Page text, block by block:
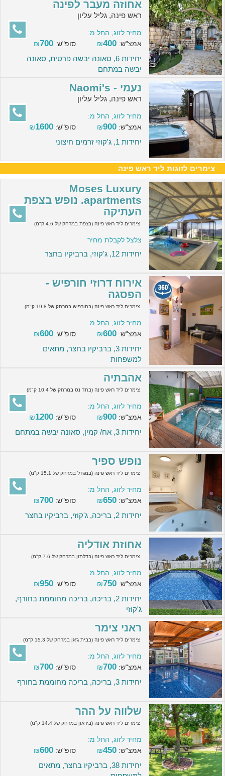
אחוזה מעבר לפינה
ראש פינה, גליל עליון
מחיר לזוג, החל מ:
אמצ"ש:
₪400 סופ"ש: ₪700
יחידות 6, סאונה יבשה פרטית, סאונה
יבשה במתחם
נעמי - Naomi's
ראש פינה, גליל עליון
מחיר לזוג, החל מ:
אמצ"ש:
₪900 סופ"ש: ₪1600
יחידות 1, ג'קוזי זרמים חיצוני
צימרים לזוגות ליד ראש פינה
Moses Luxury
apartments. נופש בצפת
העתיקה
צימרים ליד ראש פינה (בצפת במרחק של 4.6 ק"מ)
צלצל לקבלת מחיר
יחידות 12, ג'קוזי, ברביקיו בחצר
אירוח דרוזי חורפיש -
הפסגה
צימרים ליד ראש פינה (בחורפיש במרחק של 19.8 ק"מ)
מחיר לזוג, החל מ:
אמצ"ש:
₪600 סופ"ש: ₪600
יחידות 3, ברביקיו בחצר, מתאים
למשפחות
אהבתיה
צימרים ליד ראש פינה (בחד נס במרחק של 10.4 ק"מ)
מחיר לזוג, החל מ:
אמצ"ש:
₪900 סופ"ש: ₪1200
יחידות 3, אח/ קמין, סאונה יבשה במתחם
נופש ספיר
צימרים ליד ראש פינה (במגדל במרחק של 15.1 ק"מ)
מחיר לזוג, החל מ:
אמצ"ש:
₪650 סופ"ש: ₪700
יחידות 2, בריכה, ג'קוזי, ברביקיו בחצר
אחוזת אודליה
צימרים ליד ראש פינה (בדלתון במרחק של 7.6 ק"מ)
מחיר לזוג, החל מ:
אמצ"ש:
₪750 סופ"ש: ₪950
יחידות 2, בריכה, בריכה מחוממת בחורף,
ג'קוזי
ראני צימר
צימרים ליד ראש פינה (בבית ג'אן במרחק של 15.3 ק"מ)
מחיר לזוג, החל מ:
אמצ"ש:
₪700 סופ"ש: ₪700
יחידות 3, בריכה, בריכה מחוממת בחורף
שלווה על ההר
צימרים ליד ראש פינה (ביראון במרחק של 14.4 ק"מ)
מחיר לזוג, החל מ:
אמצ"ש:
₪450 סופ"ש: ₪600
יחידות 38, ברביקיו בחצר, מתאים